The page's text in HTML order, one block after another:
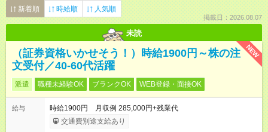
新着順 時給順 人気順
掲載日：2026.08.07
未読
NEW
（証券資格いかせそう！）時給1900円～株の注
文受付／40-60代活躍
派遣 職種未経験OK ブランクOK WEB登録・面接OK
給与
時給1900円 月収例 285,000円+残業代
交通費別途支給あり